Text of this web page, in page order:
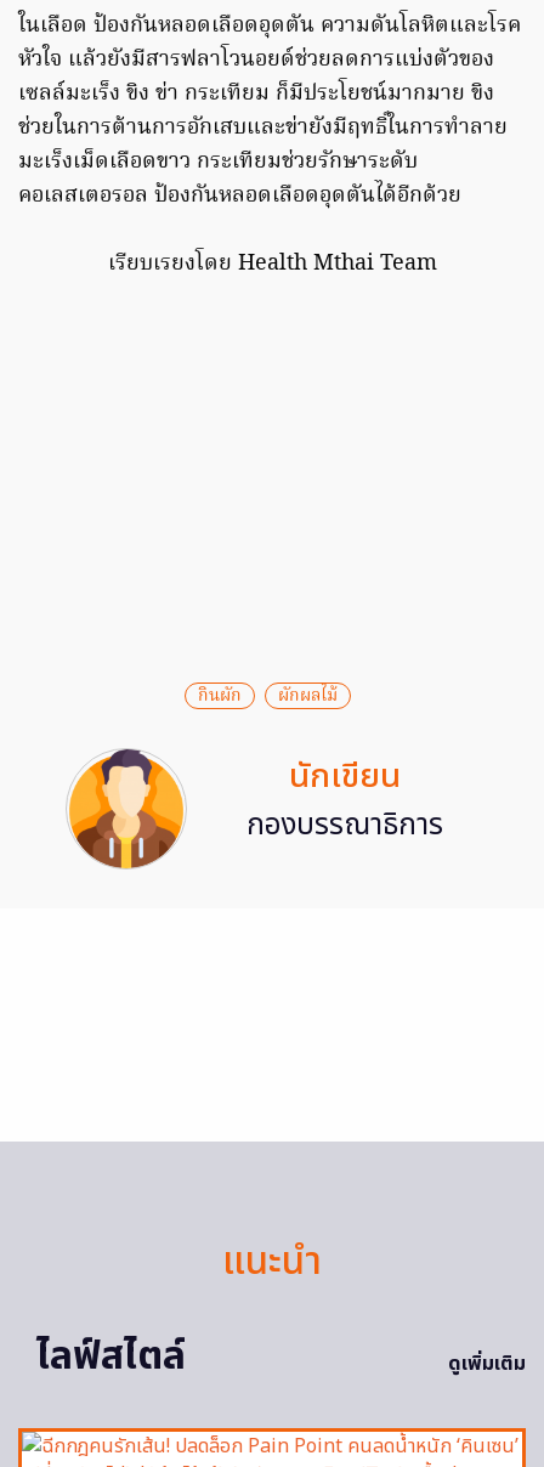
ในเลือด ป้องกันหลอดเลือดอุดตัน ความดันโลหิตและโรค
หัวใจ แล้วยังมีสารฟลาโวนอยด์ช่วยลดการแบ่งตัวของ
เซลล์มะเร็ง ขิง ข่า กระเทียม ก็มีประโยชน์มากมาย ขิง
ช่วยในการต้านการอักเสบและข่ายังมีฤทธิ์ในการทำลาย
มะเร็งเม็ดเลือดขาว กระเทียมช่วยรักษาระดับ
คอเลสเตอรอล ป้องกันหลอดเลือดอุดตันได้อีกด้วย
เรียบเรยงโดย Health Mthai Team
กินผัก ผักผลไม้
นักเขียน
กองบรรณาธิการ
แนะนำ
ไลฟ์สไตล์
ดูเพิ่มเติม